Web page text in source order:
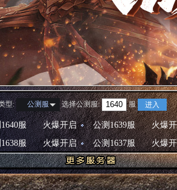
型: 公测服 选择公测服: 服 进入
服 火爆开启 公测1639服
火爆
服
火爆开启 公测1637服 火爆